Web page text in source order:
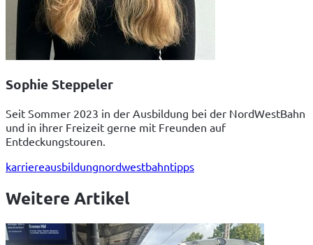
Sophie Steppeler
Seit Sommer 2023 in der Ausbildung bei der NordWestBahn
und in ihrer Freizeit gerne mit Freunden auf
Entdeckungstouren.
karriereausbildungnordwestbahntipps
Weitere Artikel